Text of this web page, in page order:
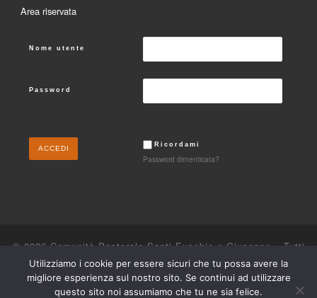
Area riservata
Nome utente
Password
Ricordami
Password dimenticata?
© 2026 Comunità Pastorale Santi Eusebio e Giuseppe – Tutti
i diritti riservati
Powered byWP– Designed con il tema Customizr
Utilizziamo i cookie per essere sicuri che tu possa avere la
migliore esperienza sul nostro sito. Se continui ad utilizzare
questo sito noi assumiamo che tu ne sia felice.